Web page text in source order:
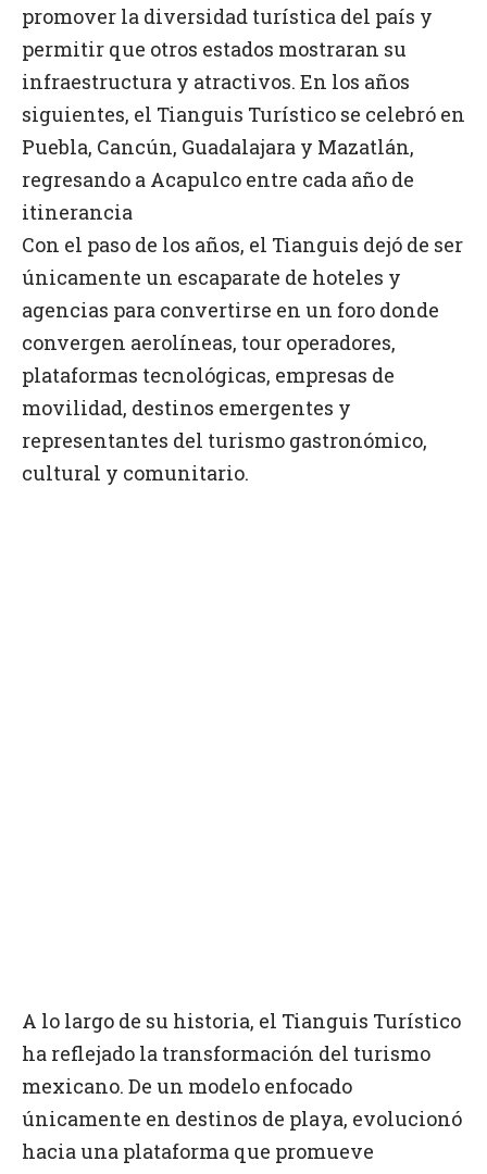
promover la diversidad turística del país y
permitir que otros estados mostraran su
infraestructura y atractivos. En los años
siguientes, el Tianguis Turístico se celebró en
Puebla, Cancún, Guadalajara y Mazatlán,
regresando a Acapulco entre cada año de
itinerancia
Con el paso de los años, el Tianguis dejó de ser
únicamente un escaparate de hoteles y
agencias para convertirse en un foro donde
convergen aerolíneas, tour operadores,
plataformas tecnológicas, empresas de
movilidad, destinos emergentes y
representantes del turismo gastronómico,
cultural y comunitario.
A lo largo de su historia, el Tianguis Turístico
ha reflejado la transformación del turismo
mexicano. De un modelo enfocado
únicamente en destinos de playa, evolucionó
hacia una plataforma que promueve